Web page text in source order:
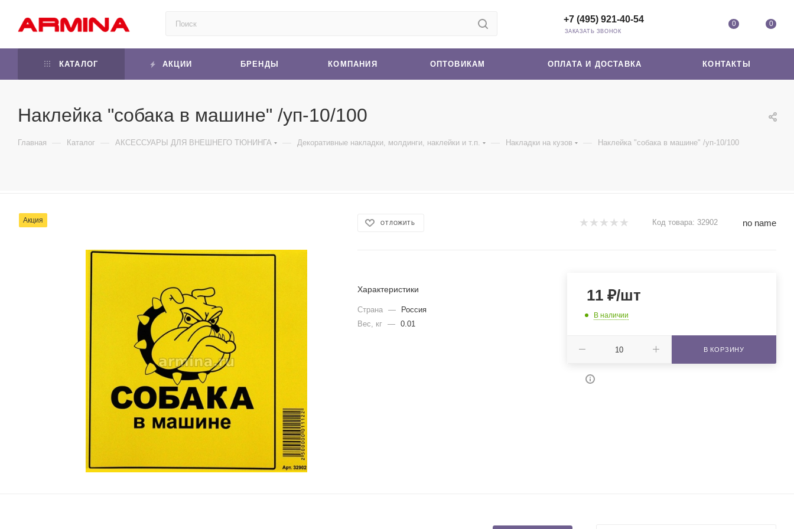
0 0
+7 (495) 921-40-54
ЗАКАЗАТЬ ЗВОНОК
КАТАЛОГ АКЦИИ БРЕНДЫ КОМПАНИЯ ОПТОВИКАМ ОПЛАТА И ДОСТАВКА КОНТАКТЫ
Наклейка "собака в машине" /уп-10/100
Главная — Каталог — АКСЕССУАРЫ ДЛЯ ВНЕШНЕГО ТЮНИНГА — Декоративные накладки, молдинги, наклейки и т.п. — Накладки на кузов — Наклейка "собака в машине" /уп-10/100
Акция ОТЛОЖИТЬ Код товара: 32902 no name
Характеристики
Страна —
Россия
Вес, кг
— 0.01
11₽/шт
В наличии
В КОРЗИНУ